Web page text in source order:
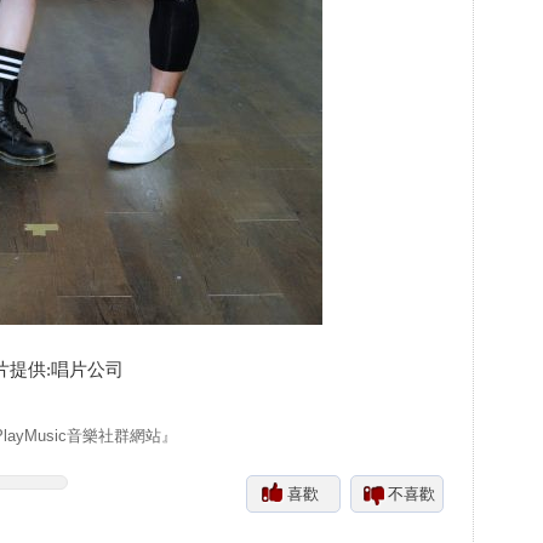
供:唱片公司
音樂社群網站』
喜歡 不喜歡